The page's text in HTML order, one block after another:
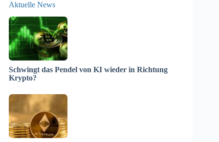
Aktuelle News
Schwingt das Pendel von KI wieder in Richtung
Krypto?